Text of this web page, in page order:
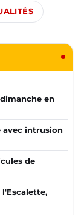
en
avec intrusion
de
l'Escalette,